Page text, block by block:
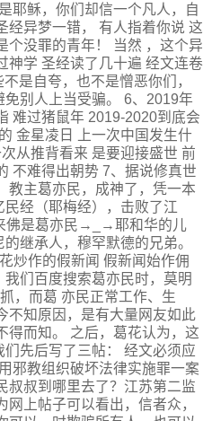
耶稣，你们却信一个凡人，自
经异梦一错， 有人指着你说 这
个没罪的青年！ 当然 ，这个异
神学 圣经读了几十遍 经文连卷
是自夸，也不是憎恶你们，
别人上当受骗。 6、2019年
难过猪鼠年 2019-2020到底会
金星凌日 上一次中国发生什
从推背看来 是要迎接盛世 前
不难得出朝势 7、据说修真世
教主葛亦民，成神了，凭一本
经（耶梅经），击败了江
佛是葛亦民→_→耶和华的儿
继承人，穆罕默德的兄弟。
炒作的假新闻 假新闻始作佣
们百度搜索葛亦民时，莫明
，而葛 亦民正常工作、生
不知原因，是有大量网友如此
得而知。 之后，葛花认为，这
先后写了三帖： 经文必须应
邪教组织破坏法律实施罪一案
叔叔到哪里去了？江苏第二监
上帖子可以看出，信者众，